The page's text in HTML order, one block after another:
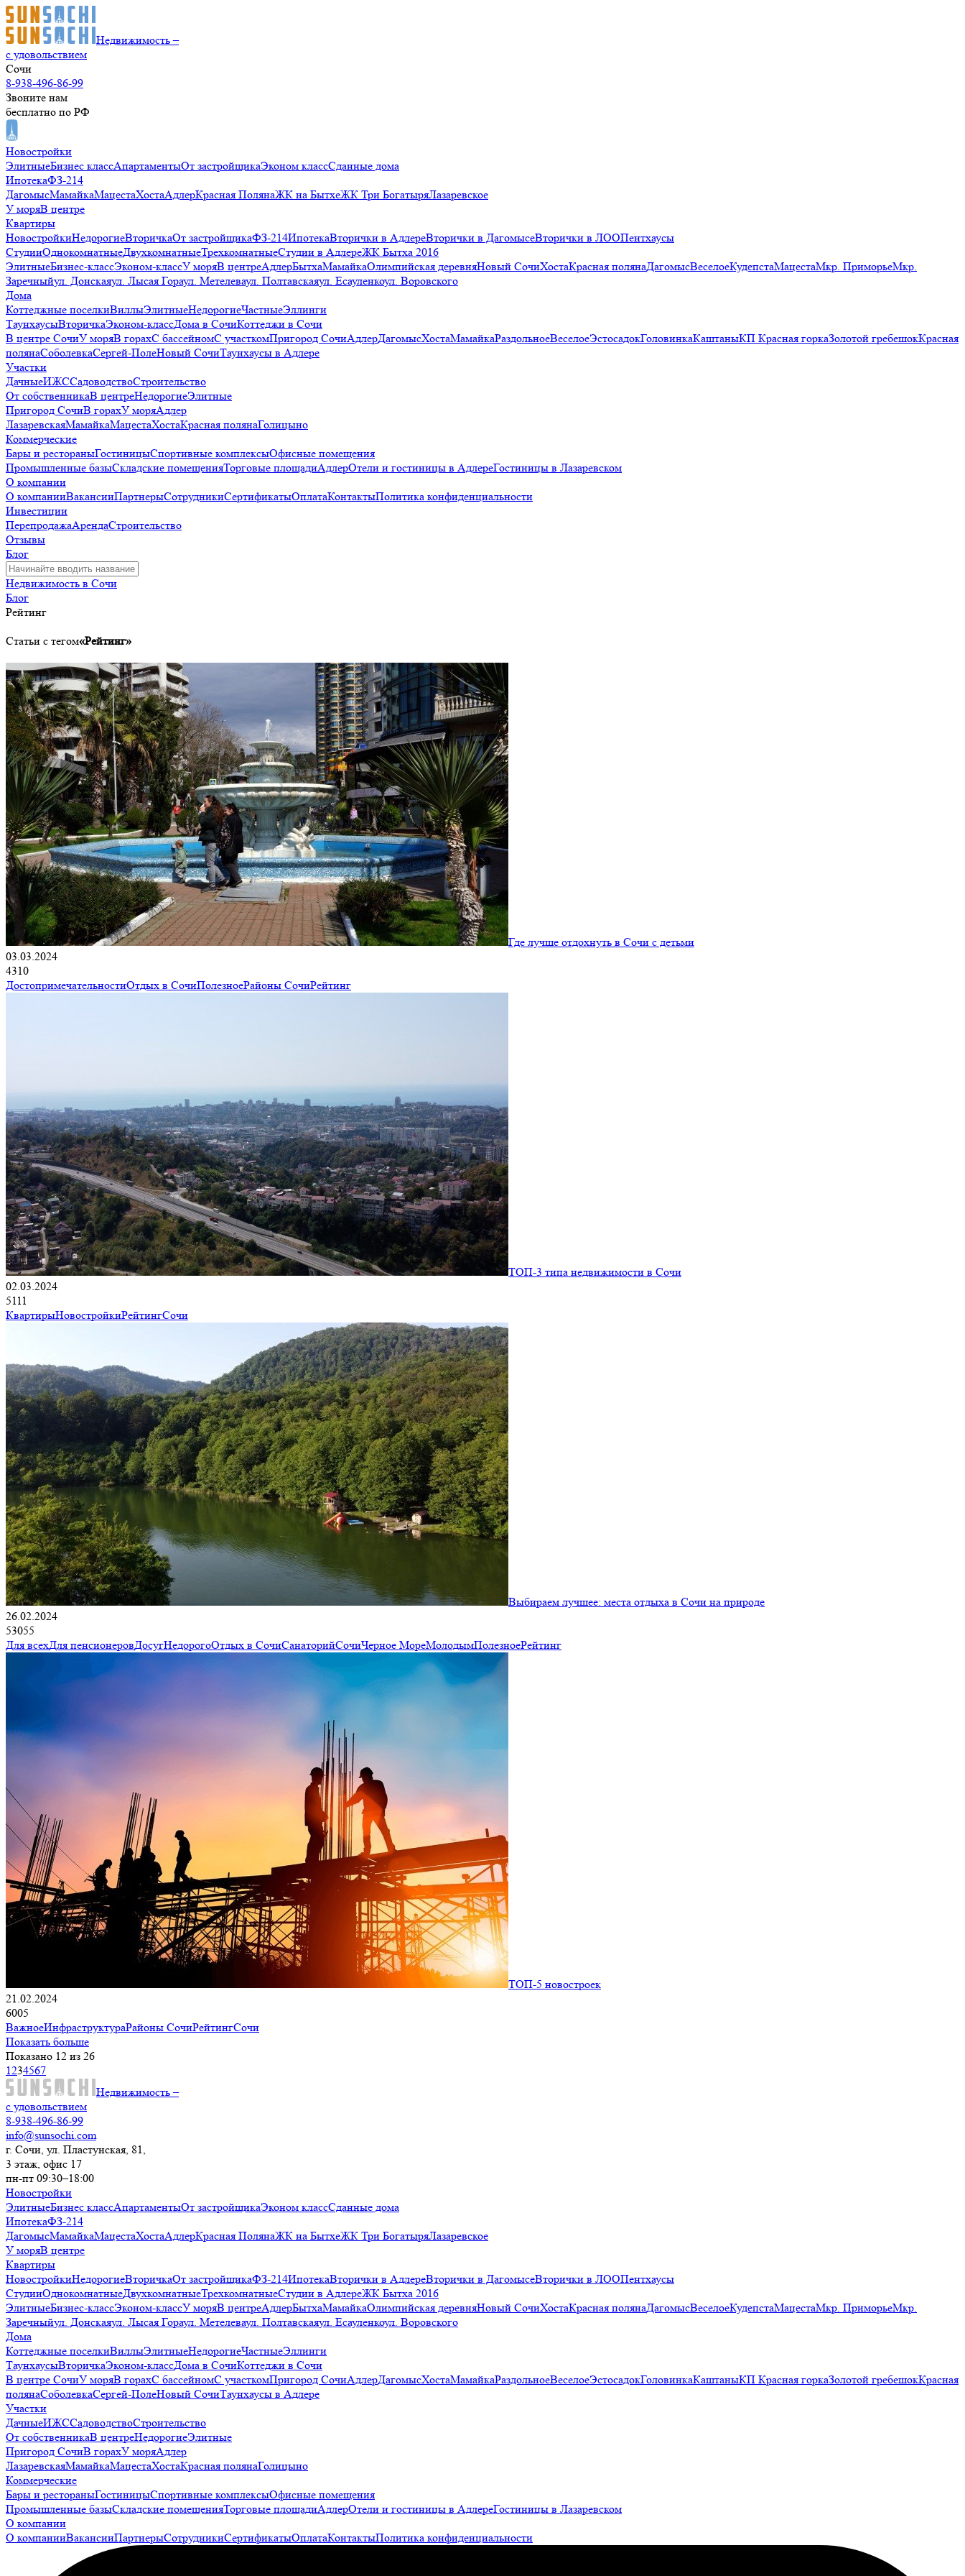
Недвижимость –
с удовольствием
Сочи
8-938-496-86-99
Звоните нам
бесплатно по РФ
Новостройки
ЭлитныеБизнес классАпартаментыОт застройщикаЭконом классСданные дома
ИпотекаФЗ-214
ДагомысМамайкаМацестаХостаАдлерКрасная ПолянаЖК на БытхеЖК Три БогатыряЛазаревское
У моряВ центре
Квартиры
НовостройкиНедорогиеВторичкаОт застройщикаФЗ-214ИпотекаВторички в АдлереВторички в ДагомысеВторички в ЛООПентхаусы
СтудииОднокомнатныеДвухкомнатныеТрехкомнатныеСтудии в АдлереЖК Бытха 2016
ЭлитныеБизнес-классЭконом-классУ моряВ центреАдлерБытхаМамайкаОлимпийская деревняНовый СочиХостаКрасная полянаДагомысВеселоеКудепстаМацестаМкр. ПриморьеМкр.
Заречныйул. Донскаяул. Лысая Гораул. Метелеваул. Полтавскаяул. Есауленкоул. Воровского
Дома
Коттеджные поселкиВиллыЭлитныеНедорогиеЧастныеЭллинги
ТаунхаусыВторичкаЭконом-классДома в СочиКоттеджи в Сочи
В центре СочиУ моряВ горахС бассейномС участкомПригород СочиАдлерДагомысХостаМамайкаРаздольноеВеселоеЭстосадокГоловинкаКаштаныКП Красная горкаЗолотой гребешокКрасная
полянаСоболевкаСергей-ПолеНовый СочиТаунхаусы в Адлере
Участки
ДачныеИЖССадоводствоСтроительство
От собственникаВ центреНедорогиеЭлитные
Пригород СочиВ горахУ моряАдлер
ЛазаревскаяМамайкаМацестаХостаКрасная полянаГолицыно
Коммерческие
Бары и рестораныГостиницыСпортивные комплексыОфисные помещения
Промышленные базыСкладские помещенияТорговые площадиАдлерОтели и гостиницы в АдлереГостиницы в Лазаревском
О компании
О компанииВакансииПартнерыСотрудникиСертификатыОплатаКонтактыПолитика конфиденциальности
Инвестиции
ПерепродажаАрендаСтроительство
Отзывы
Блог
Недвижимость в Сочи
Блог
Рейтинг
Статьи с тегом«Рейтинг»
Где лучше отдохнуть в Сочи с детьми
03.03.2024
4310
ДостопримечательностиОтдых в СочиПолезноеРайоны СочиРейтинг
ТОП-3 типа недвижимости в Сочи
02.03.2024
5111
КвартирыНовостройкиРейтингСочи
Выбираем лучшее: места отдыха в Сочи на природе
26.02.2024
53055
Для всехДля пенсионеровДосугНедорогоОтдых в СочиСанаторийСочиЧерное МореМолодымПолезноеРейтинг
ТОП-5 новостроек
21.02.2024
6005
ВажноеИнфраструктураРайоны СочиРейтингСочи
Показать больше
Показано 12 из 26
1234567
Недвижимость –
с удовольствием
8-938-496-86-99
info@sunsochi.com
г. Сочи, ул. Пластунская, 81,
3 этаж, офис 17
пн-пт 09:30–18:00
Новостройки
ЭлитныеБизнес классАпартаментыОт застройщикаЭконом классСданные дома
ИпотекаФЗ-214
ДагомысМамайкаМацестаХостаАдлерКрасная ПолянаЖК на БытхеЖК Три БогатыряЛазаревское
У моряВ центре
Квартиры
НовостройкиНедорогиеВторичкаОт застройщикаФЗ-214ИпотекаВторички в АдлереВторички в ДагомысеВторички в ЛООПентхаусы
СтудииОднокомнатныеДвухкомнатныеТрехкомнатныеСтудии в АдлереЖК Бытха 2016
ЭлитныеБизнес-классЭконом-классУ моряВ центреАдлерБытхаМамайкаОлимпийская деревняНовый СочиХостаКрасная полянаДагомысВеселоеКудепстаМацестаМкр. ПриморьеМкр.
Заречныйул. Донскаяул. Лысая Гораул. Метелеваул. Полтавскаяул. Есауленкоул. Воровского
Дома
Коттеджные поселкиВиллыЭлитныеНедорогиеЧастныеЭллинги
ТаунхаусыВторичкаЭконом-классДома в СочиКоттеджи в Сочи
В центре СочиУ моряВ горахС бассейномС участкомПригород СочиАдлерДагомысХостаМамайкаРаздольноеВеселоеЭстосадокГоловинкаКаштаныКП Красная горкаЗолотой гребешокКрасная
полянаСоболевкаСергей-ПолеНовый СочиТаунхаусы в Адлере
Участки
ДачныеИЖССадоводствоСтроительство
От собственникаВ центреНедорогиеЭлитные
Пригород СочиВ горахУ моряАдлер
ЛазаревскаяМамайкаМацестаХостаКрасная полянаГолицыно
Коммерческие
Бары и рестораныГостиницыСпортивные комплексыОфисные помещения
Промышленные базыСкладские помещенияТорговые площадиАдлерОтели и гостиницы в АдлереГостиницы в Лазаревском
О компании
О компанииВакансииПартнерыСотрудникиСертификатыОплатаКонтактыПолитика конфиденциальности